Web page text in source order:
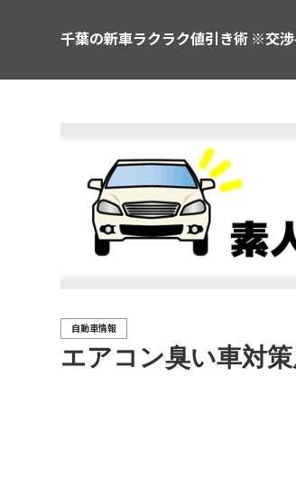
千葉の新車ラクラク値引き術 ※交渉
エアコン臭い車対
自動車情報